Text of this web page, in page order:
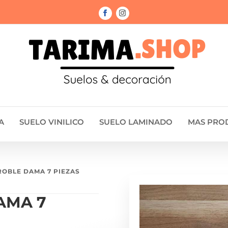
SUELO VINILICO SUELO LAMINADO MAS
DAMA 7 PIEZAS
7